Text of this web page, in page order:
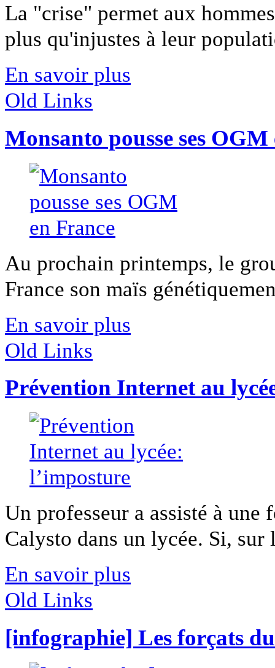
La "crise" permet aux
plus qu'injustes à leur
En savoir plus
Old Links
Monsanto pousse ses
Au prochain printemps, le
France son maïs
En savoir plus
Old Links
Prévention Internet au
Un professeur a assisté à une
Calysto dans un lycée. Si,
En savoir plus
Old Links
[infographie] Les forçats